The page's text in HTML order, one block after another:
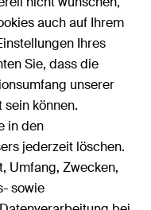
auch auf Ihrem
Ihres
Sie, dass die
unserer
können.
in den
jederzeit löschen.
Umfang, Zwecken,
sowie